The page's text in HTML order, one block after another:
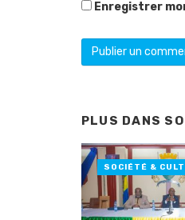
Enregistrer
PLUS DANS
SOCIÉTÉ &